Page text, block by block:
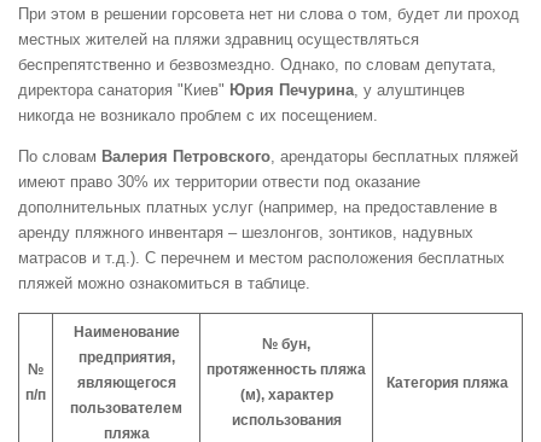
При этом в решении горсовета нет ни слова о том, будет ли проход
местных жителей на пляжи здравниц осуществляться
беспрепятственно и безвозмездно. Однако, по словам депутата,
директора санатория "Киев" Юрия Печурина, у алуштинцев
никогда не возникало проблем с их посещением.
По словам Валерия Петровского, арендаторы бесплатных пляжей
имеют право 30% их территории отвести под оказание
дополнительных платных услуг (например, на предоставление в
аренду пляжного инвентаря – шезлонгов, зонтиков, надувных
матрасов и т.д.). С перечнем и местом расположения бесплатных
пляжей можно ознакомиться в таблице.
№
п/п
Наименование
предприятия,
являющегося
пользователем
пляжа
№ бун,
протяженность пляжа
(м), характер
использования
Категория пляжа